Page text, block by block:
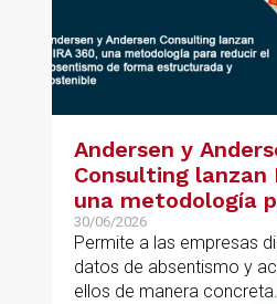
Andersen y
Consulting lanzan
una metodología
reducir el
forma
sostenible
30/06/2026
Permite a las empresas
datos de absentismo y
ellos de manera concreta.